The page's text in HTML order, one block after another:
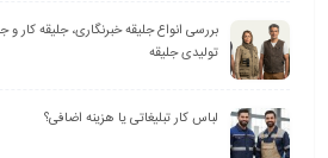
بررسی انواع جلیقه خبرنگاری، جلیقه کار و
تولیدی جلیقه
لباس کار تبلیغاتی یا هزینه اضافی؟